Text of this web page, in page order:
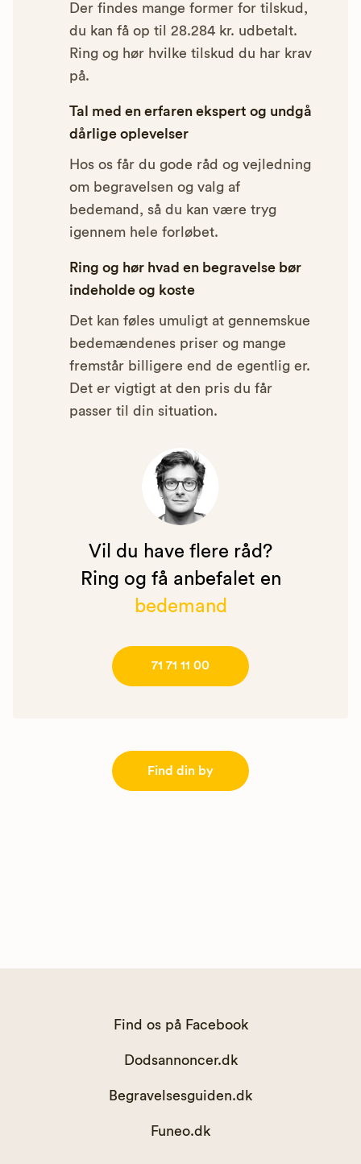
Der findes mange former for tilskud,
du kan få op til 28.284 kr. udbetalt.
Ring og hør hvilke tilskud du har krav
på.
Tal med en erfaren ekspert og undgå
dårlige oplevelser
Hos os får du gode råd og vejledning
om begravelsen og valg af
bedemand, så du kan være tryg
igennem hele forløbet.
Ring og hør hvad en begravelse bør
indeholde og koste
Det kan føles umuligt at gennemskue
bedemændenes priser og mange
fremstår billigere end de egentlig er.
Det er vigtigt at den pris du får
passer til din situation.
Vil du have flere råd?
Ring og få anbefalet en
bedemand
71 71 11 00
Find din by
Find os på Facebook
Dodsannoncer.dk
Begravelsesguiden.dk
Funeo.dk